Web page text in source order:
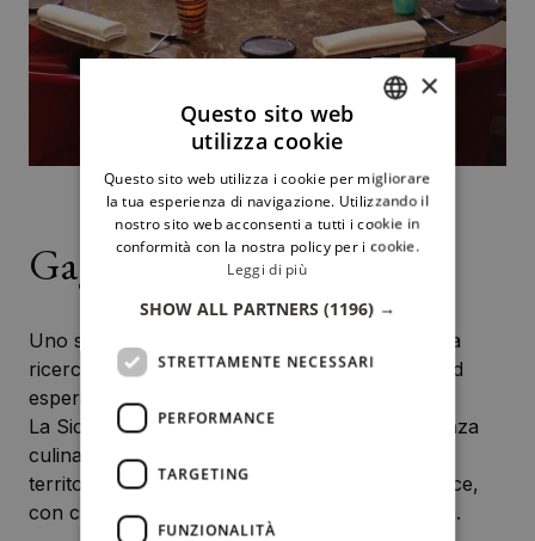
Gagini Restaurant
Uno studio attento e costante del territorio, una
ricerca incessante di nuovi sapori, ingredienti ed
esperienze.
La Sicilia e i suoi prodotti al centro dell’esperienza
culinaria, così si approfondisce il legame con il
territorio: entrando in contatto con chi li produce,
con chi li coltiva, con chi li fa arrivare in cucina.
ENGLISH
×
Questo sito web
utilizza cookie
Questo sito web utilizza i cookie per migliorare
la tua esperienza di navigazione. Utilizzando il
nostro sito web acconsenti a tutti i cookie in
conformità con la nostra policy per i cookie.
Leggi di più
SHOW ALL PARTNERS (1196) →
STRETTAMENTE NECESSARI
PERFORMANCE
TARGETING
FUNZIONALITÀ